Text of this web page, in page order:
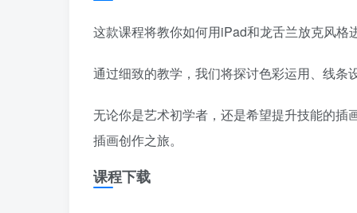
这款课程将教你如何用iPad和龙舌兰放克风格
通过细致的教学，我们将探讨色彩运用、线
无论你是艺术初学者，还是希望提升技能的
插画创作之旅。
课程下载